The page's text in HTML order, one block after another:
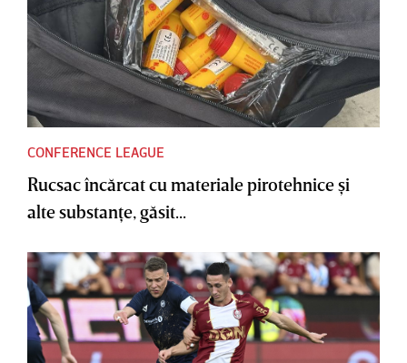
CONFERENCE LEAGUE
Rucsac încărcat cu materiale pirotehnice şi
alte substanţe, găsit...